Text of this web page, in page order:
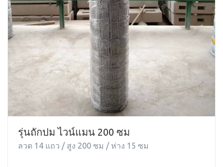
รุ่นถักปม ไวน์แมน 200 ซม
ลวด 14 แถว / สูง 200 ซม / ห่าง 15 ซม